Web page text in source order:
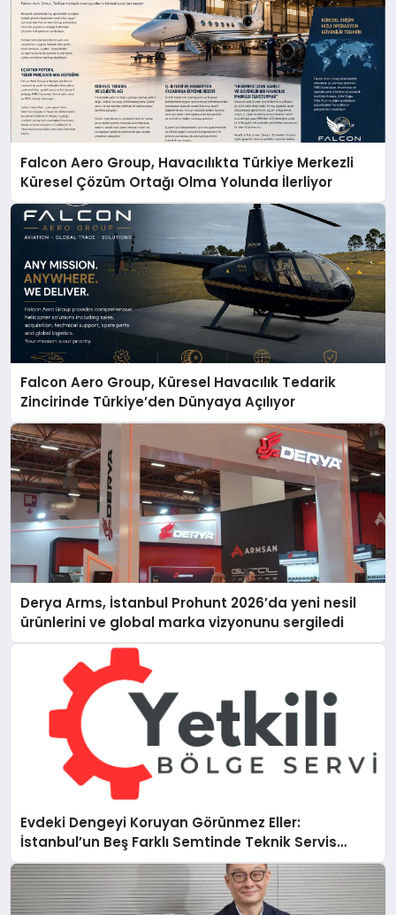
Falcon Aero Group, Havacılıkta Türkiye Merkezli
Küresel Çözüm Ortağı Olma Yolunda İlerliyor
Falcon Aero Group, Küresel Havacılık Tedarik
Zincirinde Türkiye’den Dünyaya Açılıyor
Derya Arms, İstanbul Prohunt 2026’da yeni nesil
ürünlerini ve global marka vizyonunu sergiledi
Evdeki Dengeyi Koruyan Görünmez Eller:
İstanbul’un Beş Farklı Semtinde Teknik Servis
Gerçeği